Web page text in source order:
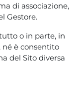
di associazione,
Gestore.
o in parte, in
né è consentito
del Sito diversa